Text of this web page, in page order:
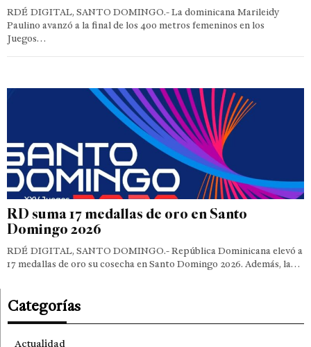
RDÉ DIGITAL, SANTO DOMINGO.- La dominicana Marileidy
Paulino avanzó a la final de los 400 metros femeninos en los
Juegos…
RD suma 17 medallas de oro en Santo
Domingo 2026
RDÉ DIGITAL, SANTO DOMINGO.- República Dominicana elevó a
17 medallas de oro su cosecha en Santo Domingo 2026. Además, la…
Categorías
Actualidad